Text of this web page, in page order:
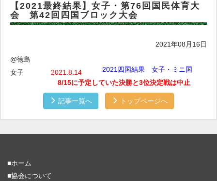
【2021最終結果】女子・第76回国民体育大
会 第42回四国ブロック大会
2021年08月16日
@徳島
女子
2021.8.14
2021四国結果 女子・ミニ国
8/15に予定していた決勝と3位決定戦は中止
記事一覧へ トップページへ
■ホーム
■協会について